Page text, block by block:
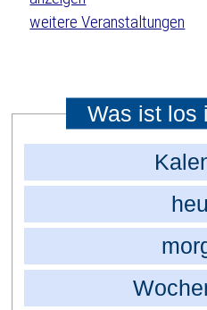
weitere Veranstaltungen
Was ist los